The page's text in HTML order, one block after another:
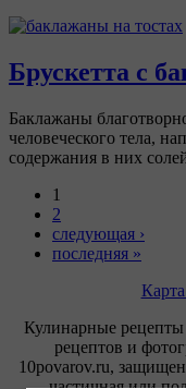
Брускетта с
Баклажаны
человеческого тела,
содержания в них
1
2
следующая ›
последняя »
Кулинарные
рецептов и
10povarov.ru,